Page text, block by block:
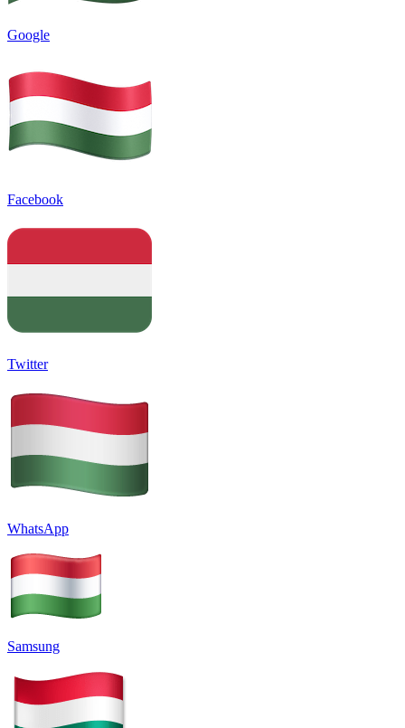
Google
Facebook
Twitter
WhatsApp
Samsung